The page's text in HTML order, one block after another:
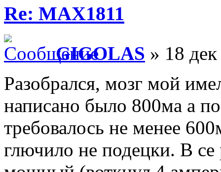
Re: MAX1811
GIGOLAS » 18
Разобрался, мозг мой
написано было 800ма а
требовалось не менее
глючило не подецки. В се